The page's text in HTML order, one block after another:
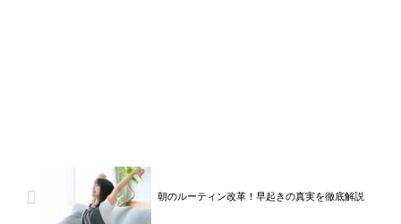
朝のルーティン改革！早起きの真実を徹底解説